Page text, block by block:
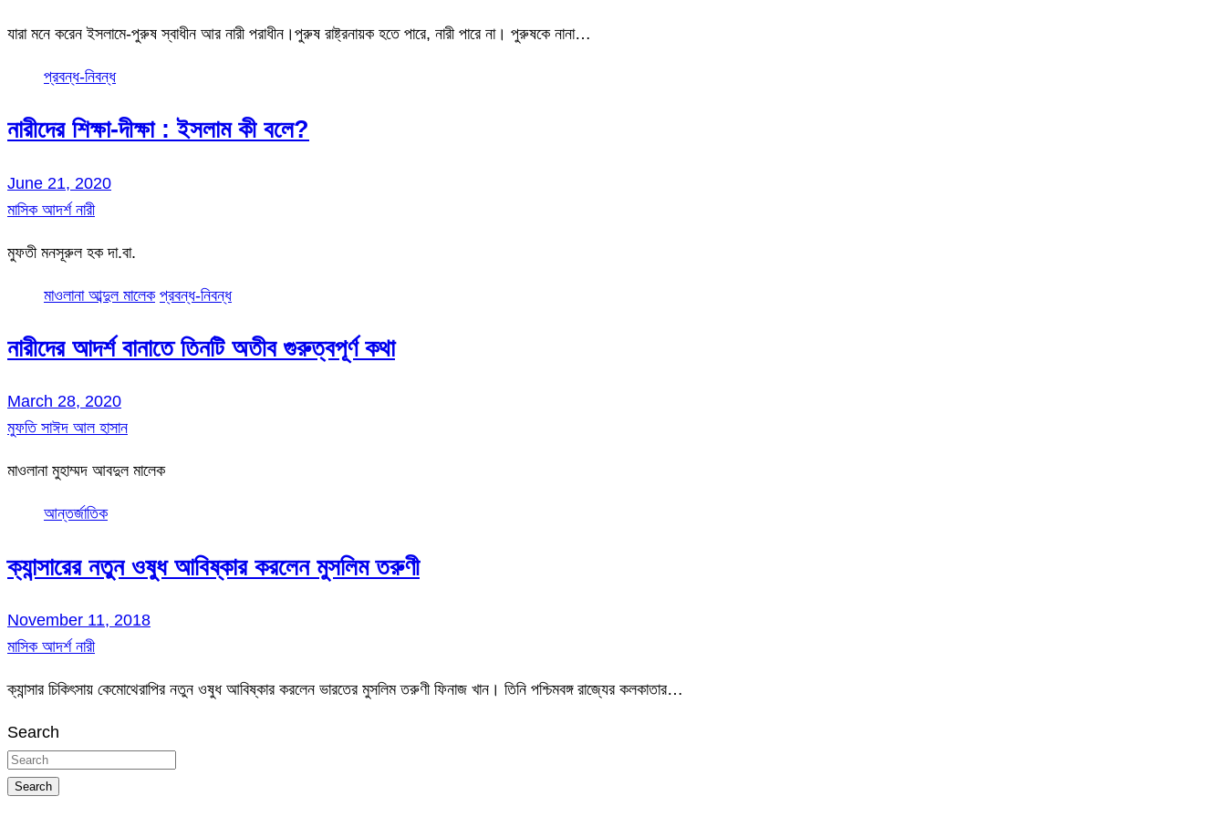
যারা মনে করেন ইসলামে-পুরুষ স্বাধীন আর নারী পরাধীন।পুরুষ রাষ্ট্রনায়ক হতে পারে, নারী পারে না। পুরুষকে নানা…
প্রবন্ধ-নিবন্ধ
নারীদের শিক্ষা-দীক্ষা : ইসলাম কী বলে?
June 21, 2020
মাসিক আদর্শ নারী
মুফতী মনসূরুল হক দা.বা.
মাওলানা আব্দুল মালেক প্রবন্ধ-নিবন্ধ
নারীদের আদর্শ বানাতে তিনটি অতীব গুরুত্বপূর্ণ কথা
March 28, 2020
মুফতি সাঈদ আল হাসান
মাওলানা মুহাম্মদ আবদুল মালেক
আন্তর্জাতিক
ক্যান্সারের নতুন ওষুধ আবিষ্কার করলেন মুসলিম তরুণী
November 11, 2018
মাসিক আদর্শ নারী
ক্যান্সার চিকিৎসায় কেমোথেরাপির নতুন ওষুধ আবিষ্কার করলেন ভারতের মুসলিম তরুণী ফিনাজ খান। তিনি পশ্চিমবঙ্গ রাজ্যের কলকাতার…
Search
Search